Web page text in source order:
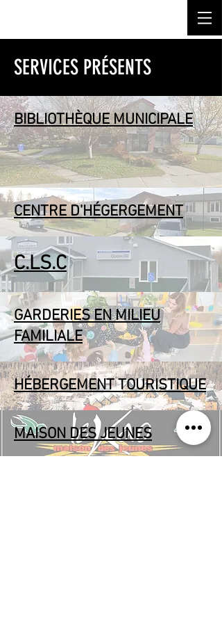
SERVICES PRÉSENTS
BIBLIOTHÈQUE MUNICIPALE
CENTRE D'HÉGERGEMENT
C.LS.C
GARDERIES EN MILIEU
FAMILIALE
HÉBERGEMENT TOURISTIQUE
MAISON DES JEUNES